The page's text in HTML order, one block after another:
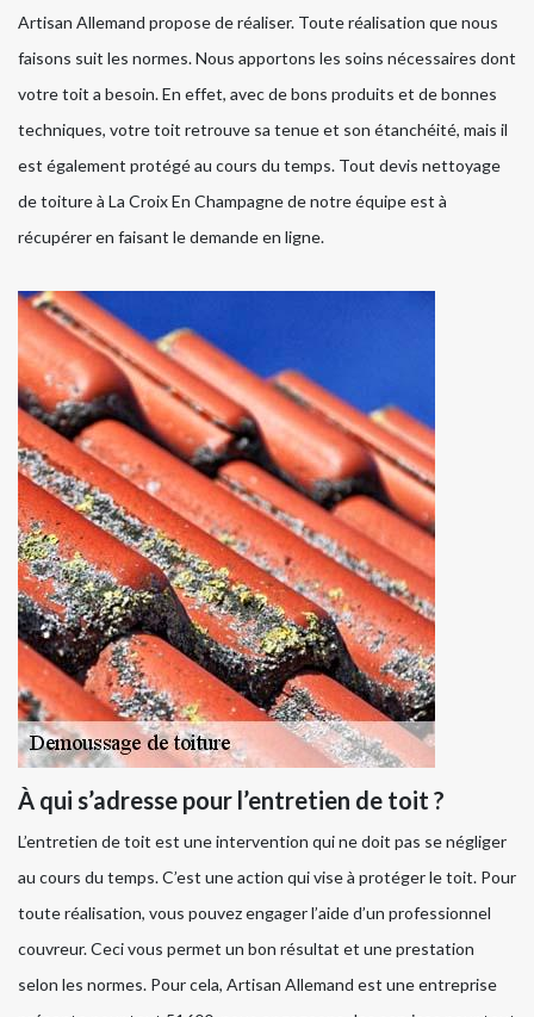
Artisan Allemand propose de réaliser. Toute réalisation que nous
faisons suit les normes. Nous apportons les soins nécessaires dont
votre toit a besoin. En effet, avec de bons produits et de bonnes
techniques, votre toit retrouve sa tenue et son étanchéité, mais il
est également protégé au cours du temps. Tout devis nettoyage
de toiture à La Croix En Champagne de notre équipe est à
récupérer en faisant le demande en ligne.
À qui s’adresse pour l’entretien de toit ?
L’entretien de toit est une intervention qui ne doit pas se négliger
au cours du temps. C’est une action qui vise à protéger le toit. Pour
toute réalisation, vous pouvez engager l’aide d’un professionnel
couvreur. Ceci vous permet un bon résultat et une prestation
selon les normes. Pour cela, Artisan Allemand est une entreprise